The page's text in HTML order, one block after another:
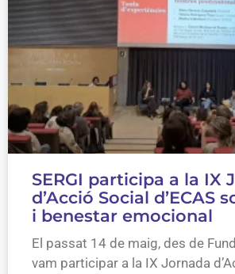
SERGI participa a la IX
d’Acció Social d’ECAS
i benestar emocional
El passat 14 de maig, des de
vam participar a la IX Jornada